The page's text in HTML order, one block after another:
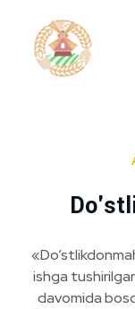
ishga
davomida